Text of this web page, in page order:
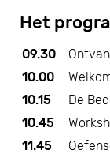
Het
09.30
10.00
10.15
De
10.45
11.45